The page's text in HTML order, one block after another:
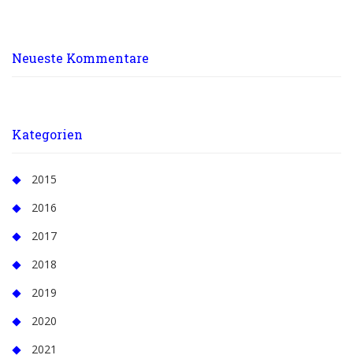
Neueste Kommentare
Kategorien
2015
2016
2017
2018
2019
2020
2021